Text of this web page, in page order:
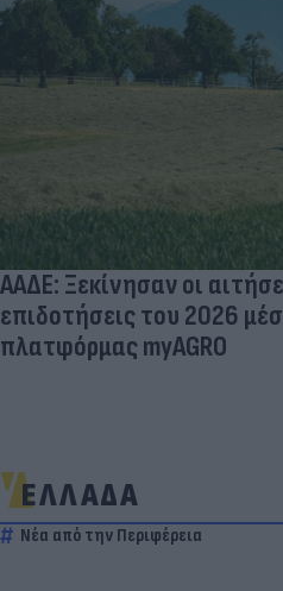
ΑΑΔΕ: Ξεκίνησαν οι
επιδοτήσεις του 2026
πλατφόρμας myAGRO
ΕΛΛΑΔΑ
Νέα από την Περιφέρεια